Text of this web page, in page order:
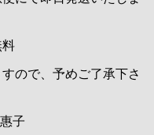
ので、予めご了承下さ
子